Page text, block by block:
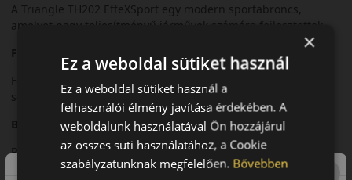
A Triangle TH202 EffeXSport egy modern sportabroncs,
amelyet nagy teljesítményű járművek számára fejlesztettek.
Futófelület és tapadás
Fejlett futófelületi mintázata kiváló tapadást biztosít nagy
sebességnél.
Biztonsági jellemzők
Precíz irányíthatóság és stabil fékezési teljesítmény.
×
Ez a weboldal sütiket használ
Ez a weboldal sütiket használ a
felhasználói élmény javítása érdekében. A
weboldalunk használatával Ön hozzájárul
az összes süti használatához, a Cookie
szabályzatunknak megfelelően. Bővebben